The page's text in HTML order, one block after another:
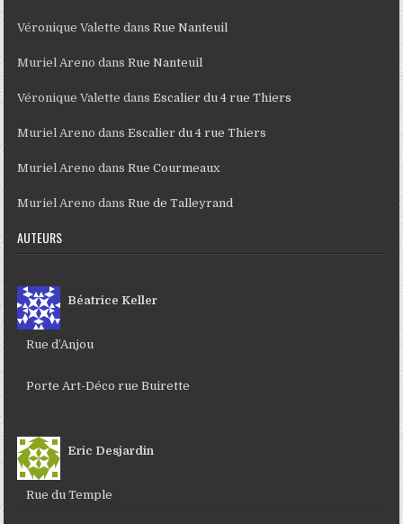
Véronique Valette dansRue Nanteuil
Muriel Areno dansRue Nanteuil
Véronique Valette dansEscalier du 4 rue Thiers
Muriel Areno dansEscalier du 4 rue Thiers
Muriel Areno dansRue Courmeaux
Muriel Areno dansRue de Talleyrand
AUTEURS
Béatrice Keller
Rue d’Anjou
Porte Art-Déco rue Buirette
Eric Desjardin
Rue du Temple